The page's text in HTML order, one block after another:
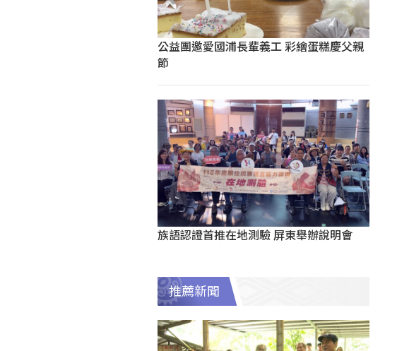
公益團邀愛國浦長輩義工 彩繪蛋糕慶父親
節
族語認證首推在地測驗 屏東舉辦說明會
推薦新聞